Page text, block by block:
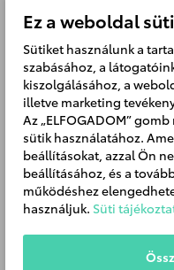
pedig ehhez olyan
amely valóban örömmé
Nálunk mindent egy
legújabb modelleket?
tesztvezetésre!
érdeklődőket. Nem
és hitelmutatók között?
biztosítási ügyeit, legyen
kárrendezésről. Ha valami
rövid határidővel,
szerelőcsapattal és a
tartozékokkal áll
Ez a weboldal
Sütiket használunk a
szabásához, a
kiszolgálásához, a
illetve marketing
Az „ELFOGADOM”
sütik használatához.
beállításokat, azzal Ön
beállításához, és a
működéshez
használjuk. Süti